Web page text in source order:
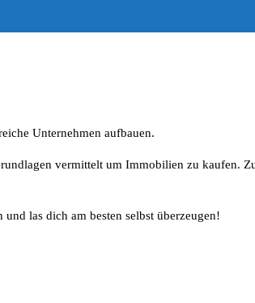
Unternehmen aufbauen.
vermittelt um Immobilien zu kaufen.
las dich am besten selbst überzeugen!